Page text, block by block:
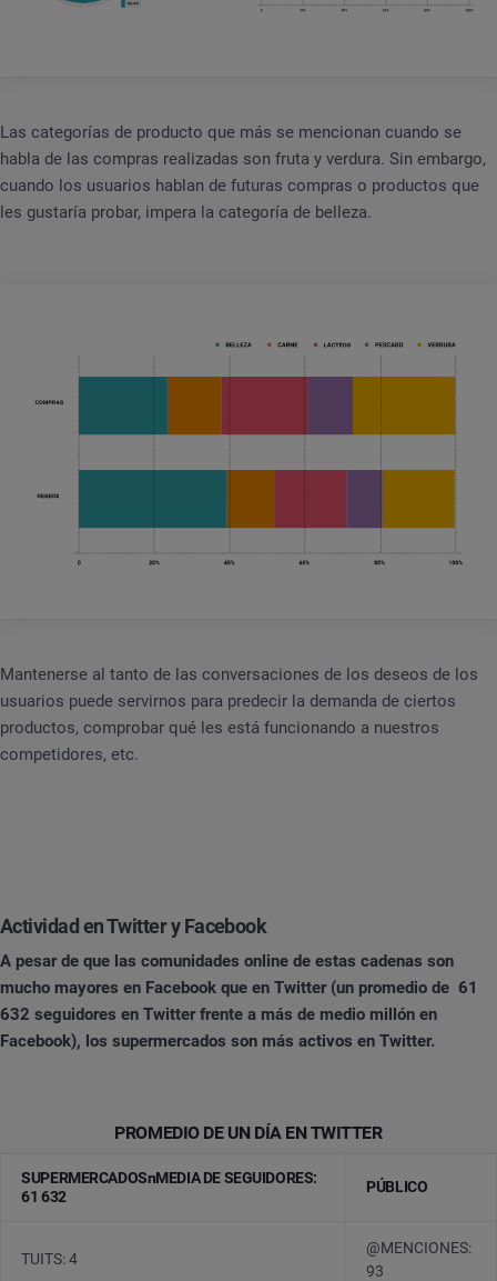
Las categorías de producto que más se mencionan cuando se
habla de las compras realizadas son fruta y verdura. Sin embargo,
cuando los usuarios hablan de futuras compras o productos que
les gustaría probar, impera la categoría de belleza.
Mantenerse al tanto de las conversaciones de los deseos de los
usuarios puede servirnos para predecir la demanda de ciertos
productos, comprobar qué les está funcionando a nuestros
competidores, etc.
Actividad en Twitter y Facebook
A pesar de que las comunidades online de estas cadenas son
mucho mayores en Facebook que en Twitter (un promedio de 61
632 seguidores en Twitter frente a más de medio millón en
Facebook), los supermercados son más activos en Twitter.
PROMEDIO DE UN DÍA EN TWITTER
SUPERMERCADOSnMEDIA DE SEGUIDORES:
61 632
PÚBLICO
TUITS: 4
@MENCIONES:
93